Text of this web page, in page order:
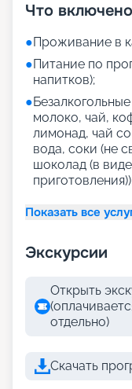
Что
●Проживание в
●Питание по
напитков);
●
молоко, чай,
лимонад, чай
вода, соки (не
шоколад (в
приготовления))
Показать все
Экскурсии
Открыть
отдельно)
Скачать